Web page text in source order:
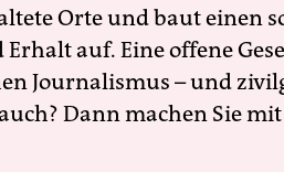
Orte und baut einen
Erhalt auf. Eine offene
Journalismus – und
Dann machen Sie